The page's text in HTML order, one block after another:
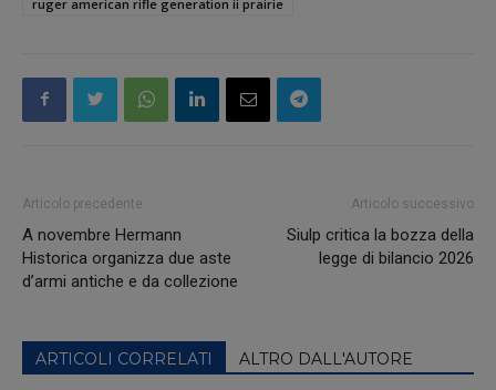
ruger american rifle generation ii prairie
Articolo precedente
A novembre Hermann
Historica organizza due aste
d’armi antiche e da collezione
Articolo successivo
Siulp critica la bozza della
legge di bilancio 2026
ARTICOLI CORRELATI ALTRO DALL'AUTORE